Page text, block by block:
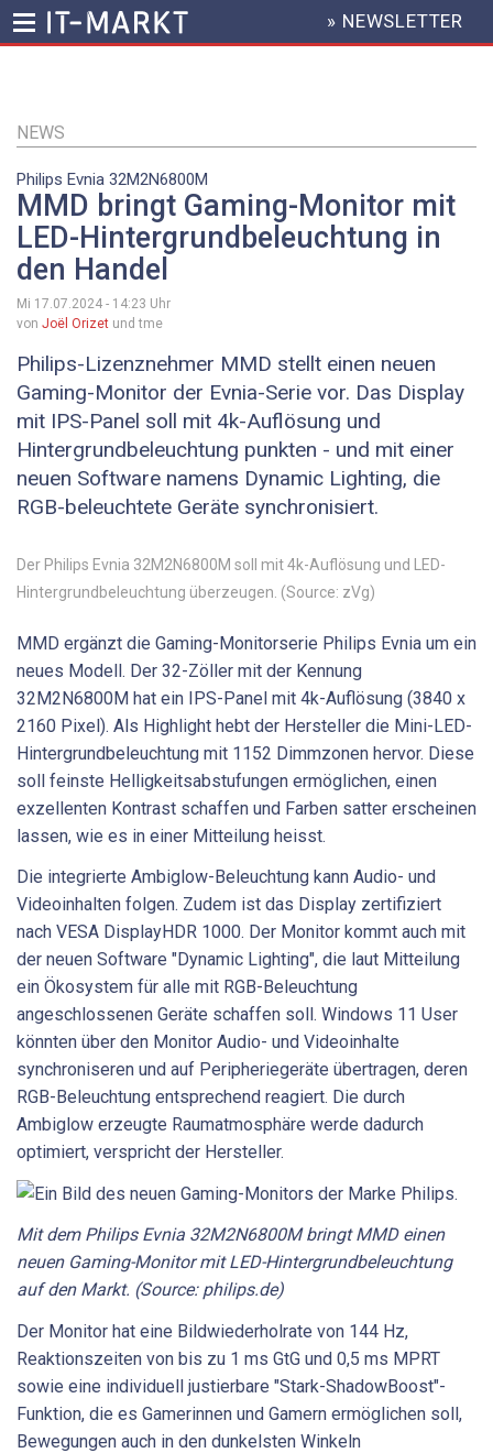
Inhalt
HEADER
MENU
» NEWSLETTER
NEWS
Philips Evnia 32M2N6800M
MMD bringt Gaming-Monitor mit
LED-Hintergrundbeleuchtung in
den Handel
Mi 17.07.2024 - 14:23 Uhr
von Joël Orizet und tme
Philips-Lizenznehmer MMD stellt einen neuen
Gaming-Monitor der Evnia-Serie vor. Das Display
mit IPS-Panel soll mit 4k-Auflösung und
Hintergrundbeleuchtung punkten - und mit einer
neuen Software namens Dynamic Lighting, die
RGB-beleuchtete Geräte synchronisiert.
Der Philips Evnia 32M2N6800M soll mit 4k-Auflösung und LED-
Hintergrundbeleuchtung überzeugen. (Source: zVg)
MMD ergänzt die Gaming-Monitorserie Philips Evnia um ein
neues Modell. Der 32-Zöller mit der Kennung
32M2N6800M hat ein IPS-Panel mit 4k-Auflösung (3840 x
2160 Pixel). Als Highlight hebt der Hersteller die Mini-LED-
Hintergrundbeleuchtung mit 1152 Dimmzonen hervor. Diese
soll feinste Helligkeitsabstufungen ermöglichen, einen
exzellenten Kontrast schaffen und Farben satter erscheinen
lassen, wie es in einer Mitteilung heisst.
Die integrierte Ambiglow-Beleuchtung kann Audio- und
Videoinhalten folgen. Zudem ist das Display zertifiziert
nach VESA DisplayHDR 1000. Der Monitor kommt auch mit
der neuen Software "Dynamic Lighting", die laut Mitteilung
ein Ökosystem für alle mit RGB-Beleuchtung
angeschlossenen Geräte schaffen soll. Windows 11 User
könnten über den Monitor Audio- und Videoinhalte
synchroniseren und auf Peripheriegeräte übertragen, deren
RGB-Beleuchtung entsprechend reagiert. Die durch
Ambiglow erzeugte Raumatmosphäre werde dadurch
optimiert, verspricht der Hersteller.
Mit dem Philips Evnia 32M2N6800M bringt MMD einen
neuen Gaming-Monitor mit LED-Hintergrundbeleuchtung
auf den Markt. (Source: philips.de)
Der Monitor hat eine Bildwiederholrate von 144 Hz,
Reaktionszeiten von bis zu 1 ms GtG und 0,5 ms MPRT
sowie eine individuell justierbare "Stark-ShadowBoost"-
Funktion, die es Gamerinnen und Gamern ermöglichen soll,
Bewegungen auch in den dunkelsten Winkeln